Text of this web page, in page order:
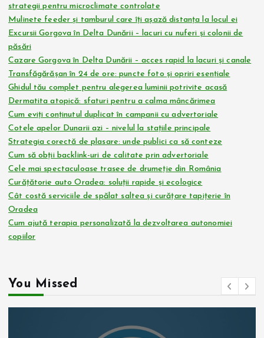
strategii pentru microclimate controlate
Mulinete feeder și tamburul care îți așază distanța la locul ei
Excursii Gorgova în Delta Dunării – lacuri cu nuferi și colonii de
păsări
Cazare Gorgova în Delta Dunării – acces rapid la lacuri și canale
Transfăgărășan în 24 de ore: puncte foto și opriri esențiale
Ghidul tău complet pentru alegerea luminii potrivite acasă
Dermatita atopică: sfaturi pentru a calma mâncărimea
Cum eviți conținutul duplicat în campanii cu advertoriale
Cotele apelor Dunarii azi – nivelul la stațiile principale
Strategia corectă de plasare: unde publici ca să conteze
Cum să obții backlink-uri de calitate prin advertoriale
Cele mai spectaculoase trasee de drumeție din România
Curățătorie auto Oradea: soluții rapide și ecologice
Cât costă serviciile de spălat saltea și curățare tapițerie în
Oradea
Cum ajută terapia personalizată la dezvoltarea autonomiei
copiilor
You Missed